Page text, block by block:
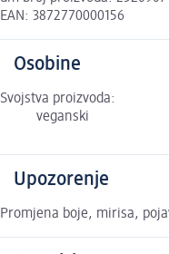
EAN: 3872770000156
Osobine
Svojstva proizvoda:
veganski
Upozorenje
Promjena boje, mirisa,